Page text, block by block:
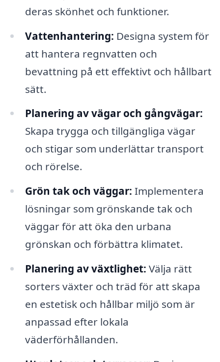
deras skönhet och funktioner.
Vattenhantering: Designa system för
att hantera regnvatten och
bevattning på ett effektivt och hållbart
sätt.
Planering av vägar och gångvägar:
Skapa trygga och tillgängliga vägar
och stigar som underlättar transport
och rörelse.
Grön tak och väggar: Implementera
lösningar som grönskande tak och
väggar för att öka den urbana
grönskan och förbättra klimatet.
Planering av växtlighet: Välja rätt
sorters växter och träd för att skapa
en estetisk och hållbar miljö som är
anpassad efter lokala
väderförhållanden.